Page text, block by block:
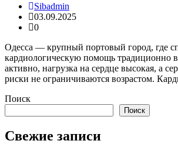
Sibadmin
03.09.2025
0
Одесса — крупный портовый город, где
кардиологическую помощь традиционно
активно, нагрузка на сердце высокая, а
риски не ограничиваются возрастом.
Поиск
Поиск
Свежие записи